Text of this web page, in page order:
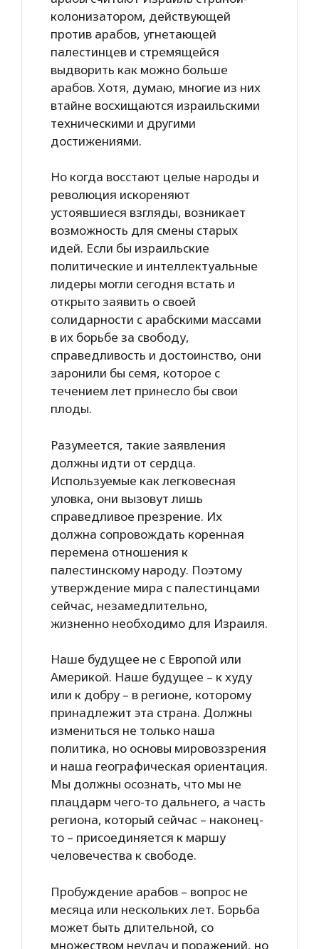
колонизатором, действующей
против арабов, угнетающей
палестинцев и стремящейся
выдворить как можно больше
арабов. Хотя, думаю, многие из них
втайне восхищаются израильскими
техническими и другими
достижениями.
Но когда восстают целые народы и
революция искореняют
устоявшиеся взгляды, возникает
возможность для смены старых
идей. Если бы израильские
политические и интеллектуальные
лидеры могли сегодня встать и
открыто заявить о своей
солидарности с арабскими массами
в их борьбе за свободу,
справедливость и достоинство, они
заронили бы семя, которое с
течением лет принесло бы свои
плоды.
Разумеется, такие заявления
должны идти от сердца.
Используемые как легковесная
уловка, они вызовут лишь
справедливое презрение. Их
должна сопровождать коренная
перемена отношения к
палестинскому народу. Поэтому
утверждение мира с палестинцами
сейчас, незамедлительно,
жизненно необходимо для Израиля.
Наше будущее не с Европой или
Америкой. Наше будущее – к худу
или к добру – в регионе, которому
принадлежит эта страна. Должны
измениться не только наша
политика, но основы мировоззрения
и наша географическая ориентация.
Мы должны осознать, что мы не
плацдарм чего-то дальнего, а часть
региона, который сейчас – наконец-
то – присоединяется к маршу
человечества к свободе.
Пробуждение арабов – вопрос не
месяца или нескольких лет. Борьба
может быть длительной, со
множеством неудач и поражений, но